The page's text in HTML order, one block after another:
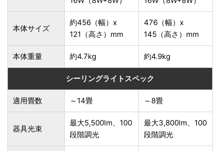
本体サイズ
約456（幅）x
121（高さ）mm
476（幅）x
145（高さ）mm
本体重量 約4.7kg 約4.9kg
シーリングライトスペック
適用畳数 ～14畳 ～8畳
器具光束
最大5,500lm、100
段階調光
最大3,800lm、100
段階調光